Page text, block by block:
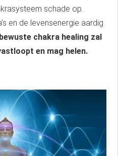
schade op.
en de levensenergie aardig
chakra healing zal
en mag helen.